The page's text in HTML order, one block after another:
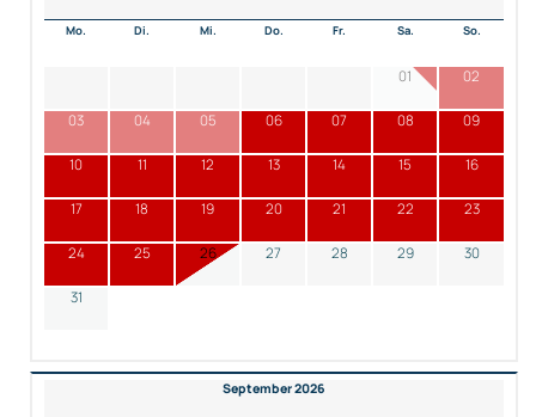
Mo. Di. Mi. Do. Fr. Sa. So.
01 02
03 04 05 06 07 08 09
10 11 12 13 14 15 16
17 18 19 20 21 22 23
24 25 26 27 28 29 30
31
September 2026